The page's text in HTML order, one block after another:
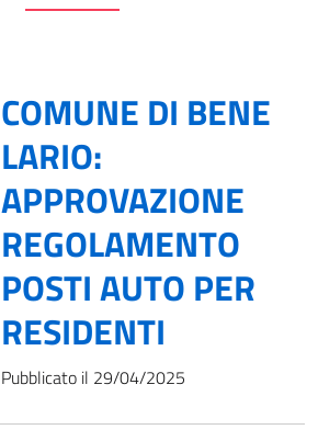
COMUNE DI BENE
LARIO:
APPROVAZIONE
REGOLAMENTO
POSTI AUTO PER
RESIDENTI
Pubblicato il 29/04/2025